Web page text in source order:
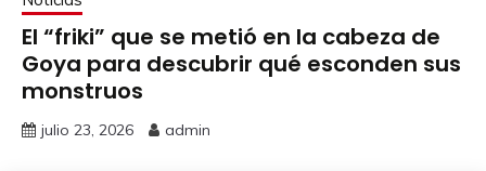
El “friki” que se metió en la cabeza de
Goya para descubrir qué esconden sus
monstruos
julio 23, 2026 admin